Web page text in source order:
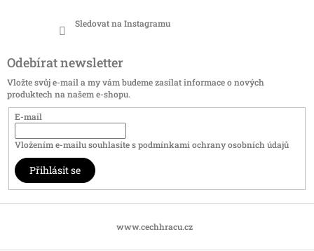
Sledovat na Instagramu
Odebírat newsletter
Vložte svůj e-mail a my vám budeme zasílat informace o nových
produktech na našem e-shopu.
E-mail
Vložením e-mailu souhlasíte spodmínkami ochrany osobních údajů
Přihlásit se
www.cechhracu.cz